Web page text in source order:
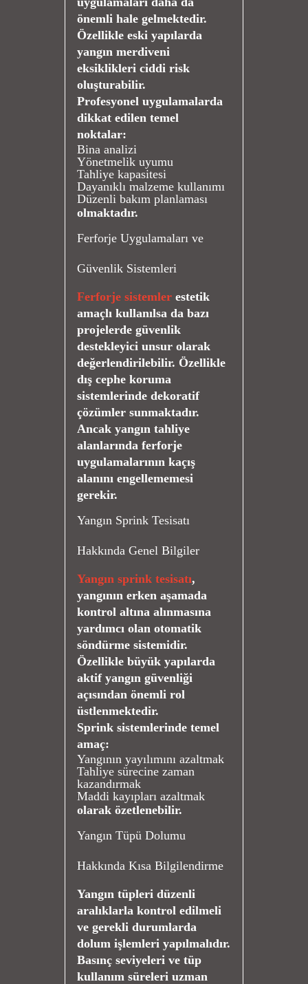
önemli hale gelmektedir.
Özellikle eski yapılarda
yangın merdiveni
eksiklikleri ciddi risk
oluşturabilir.
Profesyonel uygulamalarda
dikkat edilen temel
noktalar:
Bina analizi
Yönetmelik uyumu
Tahliye kapasitesi
Dayanıklı malzeme kullanımı
Düzenli bakım planlaması
olmaktadır.
Ferforje Uygulamaları ve
Güvenlik Sistemleri
Ferforje sistemler estetik
amaçlı kullanılsa da bazı
projelerde güvenlik
destekleyici unsur olarak
değerlendirilebilir. Özellikle
dış cephe koruma
sistemlerinde dekoratif
çözümler sunmaktadır.
Ancak yangın tahliye
alanlarında ferforje
uygulamalarının kaçış
alanını engellememesi
gerekir.
Yangın Sprink Tesisatı
Hakkında Genel Bilgiler
Yangın sprink tesisatı,
yangının erken aşamada
kontrol altına alınmasına
yardımcı olan otomatik
söndürme sistemidir.
Özellikle büyük yapılarda
aktif yangın güvenliği
açısından önemli rol
üstlenmektedir.
Sprink sistemlerinde temel
amaç:
Yangının yayılımını azaltmak
Tahliye sürecine zaman
kazandırmak
Maddi kayıpları azaltmak
olarak özetlenebilir.
Yangın Tüpü Dolumu
Hakkında Kısa Bilgilendirme
Yangın tüpleri düzenli
aralıklarla kontrol edilmeli
ve gerekli durumlarda
dolum işlemleri yapılmalıdır.
Basınç seviyeleri ve tüp
kullanım süreleri uzman